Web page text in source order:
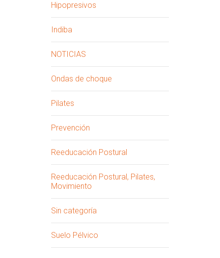
Hipopresivos
Indiba
NOTICIAS
Ondas de choque
Pilates
Prevención
Reeducación Postural
Reeducación Postural, Pilates,
Movimiento
Sin categoría
Suelo Pélvico